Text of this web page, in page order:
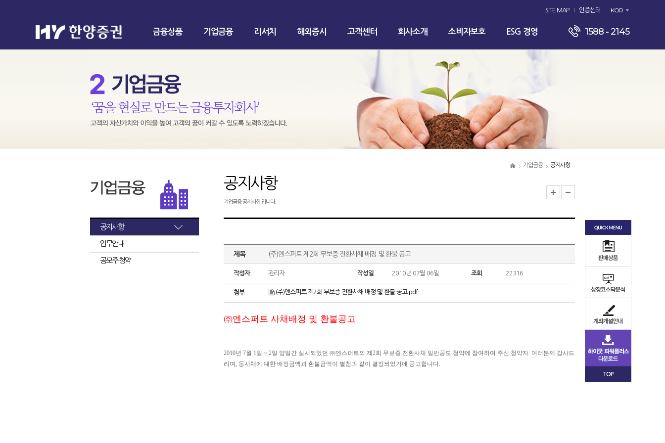
SITE MAP 인증센터 KOR
금융상품 기업금융 리서치 해외증시 고객센터 회사소개 소비자보호 ESG 경영 1588 - 2145
기업금융 공지사항
공지사항
업무안내
공모주 청약
공지사항
기업금융 공지사항 입니다.
제목 (주)엔스퍼트 제2회 무보증 전환사채 배정 및 환불 공고
작성자 관리자 작성일 2010년 07월 06일 조회 22316
첨부 (주)엔스퍼트 제2회 무보증 전환사채 배정 및 환불 공고.pdf
㈜엔스퍼트 사채배정 및 환불공고
2010년 7월 1일 ~ 2일 양일간 실시되었던 ㈜엔스퍼트의 제2회 무보증 전환사채 일반공모 청약에 참여하여 주신 청약자 여러분께 감사드
리며, 동사채에 대한 배정금액과 환불금액이 별첨과 같이 결정되었기에 공고합니다.
TOP